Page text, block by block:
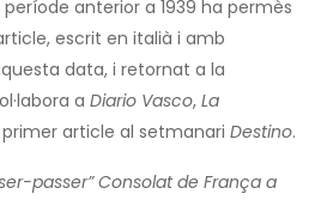
anterior a 1939 ha permès
escrit en italià i amb
data, i retornat a la
a Diario Vasco, La
article al setmanari Destino.
passer” Consolat de França a